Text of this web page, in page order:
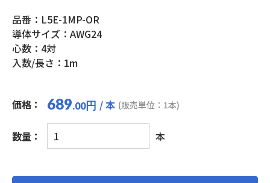
品番：L5E-1MP-OR
導体サイズ：AWG24
心数：4対
入数/長さ：1m
価格： 689.00円 / 本 (販売単位：1本)
数量：
LAN
ケ
ブ
本